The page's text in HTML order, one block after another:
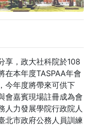
享，政大社科院於108
在本年度TASPAA年會
今年度將帶來可供下
會嘉賓現場註冊成為會
力發展學院行政院人
北市政府公務人員訓練